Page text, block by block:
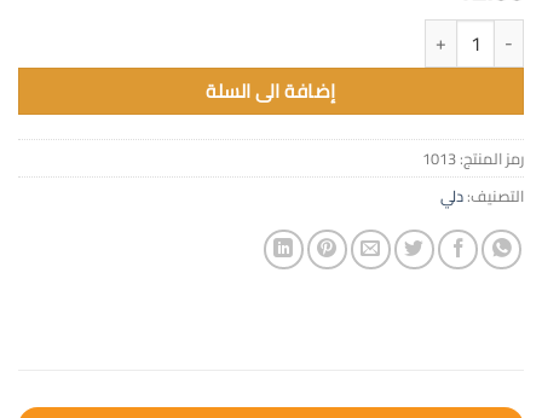
كمية فلفل مكسيكي 1 ك
إضافة الى السلة
رمز المنتج:1013
التصنيف:دلي